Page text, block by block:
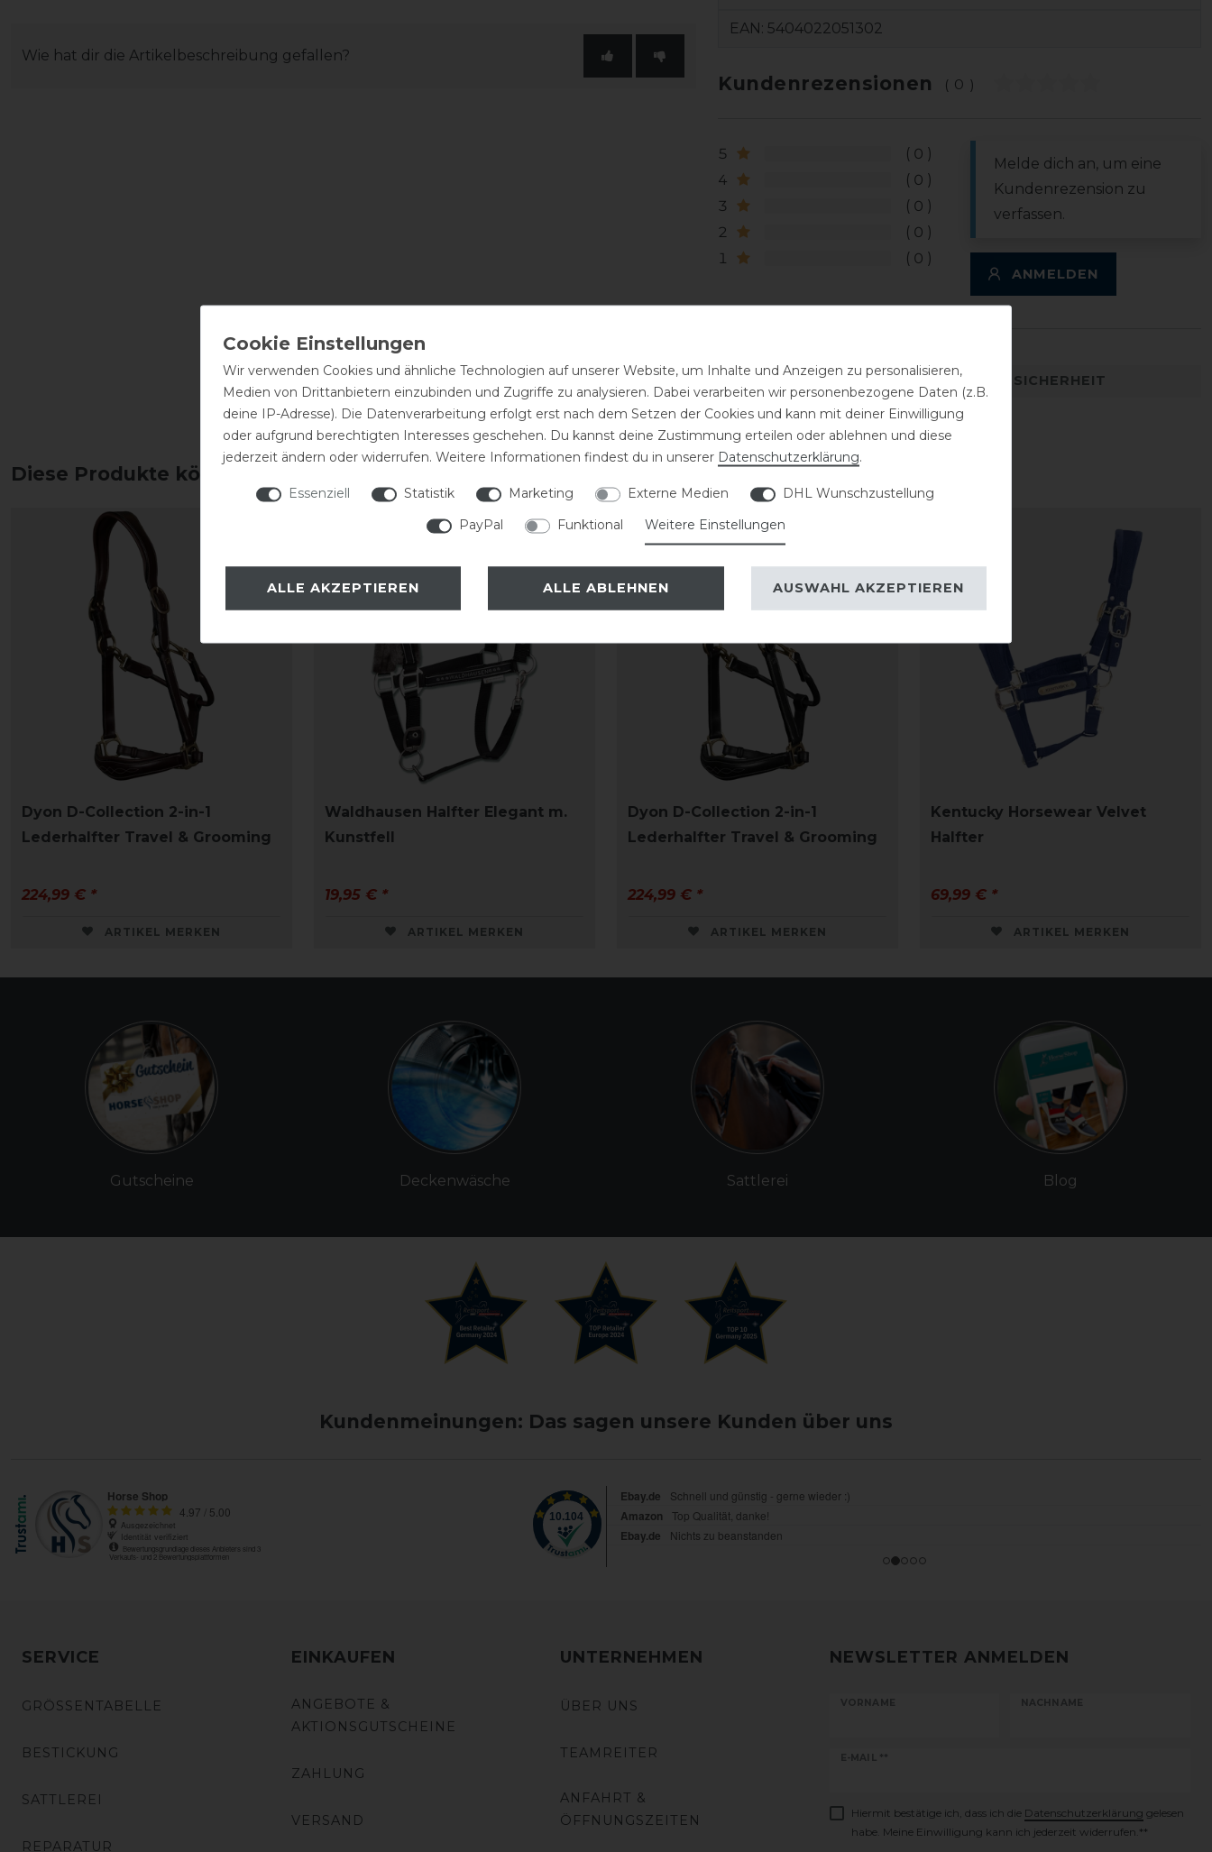
Wie hat dir die Artikelbeschreibung gefallen?
EAN: 5404022051302
Kundenrezensionen (0)
5
0
4
0
3
0
2
0
1
0
Melde dich an, um eine
Kundenrezension zu
verfassen.
ANMELDEN
DETAILS ZUR PRODUKTSICHERHEIT
Diese Produkte könnten dich auch interessieren
Dyon D-Collection 2-in-1
Lederhalfter Travel & Grooming
224,99 € *
ARTIKEL MERKEN
Waldhausen Halfter Elegant m.
Kunstfell
19,95 € *
ARTIKEL MERKEN
Dyon D-Collection 2-in-1
Lederhalfter Travel & Grooming
224,99 € *
ARTIKEL MERKEN
Kentucky Horsewear Velvet
Halfter
69,99 € *
ARTIKEL MERKEN
Gutscheine Deckenwäsche Sattlerei Blog
Kundenmeinungen: Das sagen unsere Kunden über uns
SERVICE
GRÖSSENTABELLE
BESTICKUNG
SATTLEREI
REPARATUR
EINKAUFEN
ANGEBOTE &
AKTIONSGUTSCHEINE
ZAHLUNG
VERSAND
UNTERNEHMEN
ÜBER UNS
TEAMREITER
ANFAHRT &
ÖFFNUNGSZEITEN
NEWSLETTER ANMELDEN
VORNAME NACHNAME
E-MAIL **
Newsletter
Hiermit bestätige ich, dass ich die Daten­schutz­erklärung gelesen
habe. Meine Einwilligung kann ich jederzeit widerrufen.**
Wir verwenden Cookies und ähnliche Technologien auf unserer Website, um Inhalte und Anzeigen zu personalisieren,
Medien von Drittanbietern einzubinden und Zugriffe zu analysieren. Dabei verarbeiten wir personenbezogene Daten (z.B.
deine IP-Adresse). Die Datenverarbeitung erfolgt erst nach dem Setzen der Cookies und kann mit deiner Einwilligung
oder aufgrund berechtigten Interesses geschehen. Du kannst deine Zustimmung erteilen oder ablehnen und diese
jederzeit ändern oder widerrufen. Weitere Informationen findest du in unserer Daten­schutz­erklärung.
Essenziell Statistik Marketing Externe Medien
DHL Wunschzustellung
PayPal
Funktional Weitere Einstellungen
ALLE AKZEPTIEREN ALLE ABLEHNEN AUSWAHL AKZEPTIEREN